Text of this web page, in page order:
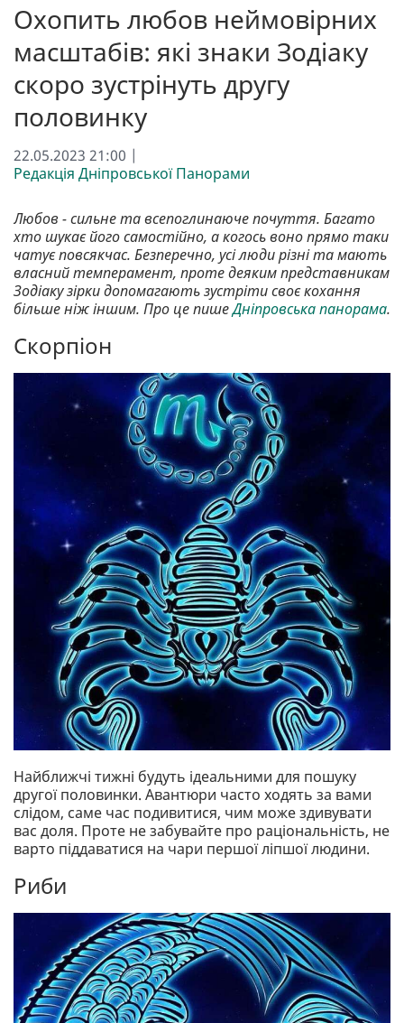
Охопить любов неймовірних
масштабів: які знаки Зодіаку
скоро зустрінуть другу
половинку
22.05.2023 21:00 |
Редакція Дніпровської Панорами
Любов - сильне та всепоглинаюче почуття. Багато
хто шукає його самостійно, а когось воно прямо таки
чатує повсякчас. Безперечно, усі люди різні та мають
власний темперамент, проте деяким представникам
Зодіаку зірки допомагають зустріти своє кохання
більше ніж іншим. Про це пишеДніпровська панорама.
Скорпіон
Найближчі тижні будуть ідеальними для пошуку
другої половинки. Авантюри часто ходять за вами
слідом, саме час подивитися, чим може здивувати
вас доля. Проте не забувайте про раціональність, не
варто піддаватися на чари першої ліпшої людини.
Риби